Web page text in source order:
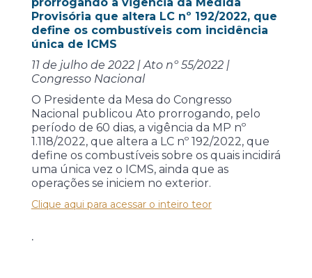
Provisória que altera LC nº 192/2022, que
define os combustíveis com incidência
única de ICMS
11 de julho de 2022 | Ato nº 55/2022 |
Congresso Nacional
O Presidente da Mesa do Congresso
Nacional publicou Ato prorrogando, pelo
período de 60 dias, a vigência da MP nº
1.118/2022, que altera a LC nº 192/2022, que
define os combustíveis sobre os quais incidirá
uma única vez o ICMS, ainda que as
operações se iniciem no exterior.
Clique aqui para acessar o inteiro teor
.